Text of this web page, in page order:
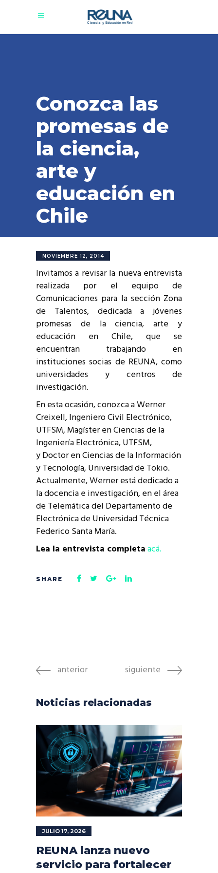
Conozca las
promesas de
la ciencia,
arte y
educación en
Chile
NOVIEMBRE 12, 2014
Invitamos a revisar la nueva entrevista
realizada por el equipo de
Comunicaciones para la sección Zona
de Talentos, dedicada a jóvenes
promesas de la ciencia, arte y
educación en Chile, que se
encuentran trabajando en
instituciones socias de REUNA, como
universidades y centros de
investigación.
En esta ocasión, conozca a Werner
Creixell, Ingeniero Civil Electrónico,
UTFSM, Magíster en Ciencias de la
Ingeniería Electrónica, UTFSM,
y Doctor en Ciencias de la Información
y Tecnología, Universidad de Tokio.
Actualmente, Werner está dedicado a
la docencia e investigación, en el área
de Telemática del Departamento de
Electrónica de Universidad Técnica
Federico Santa María.
Lea la entrevista completaacá.
anterior siguiente
Noticias relacionadas
JULIO 17, 2026
REUNA lanza nuevo
servicio para fortalecer